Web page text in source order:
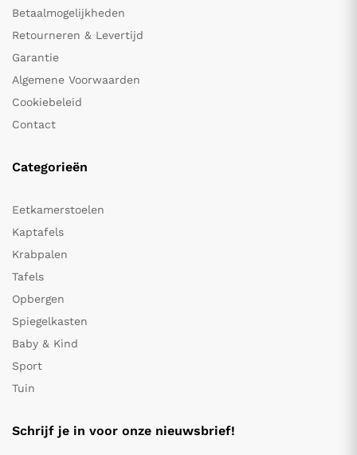
Betaalmogelijkheden
Retourneren & Levertijd
Garantie
Algemene Voorwaarden
Cookiebeleid
Contact
Categorieën
Eetkamerstoelen
Kaptafels
Krabpalen
Tafels
Opbergen
Spiegelkasten
Baby & Kind
Sport
Tuin
Schrijf je in voor onze nieuwsbrief!